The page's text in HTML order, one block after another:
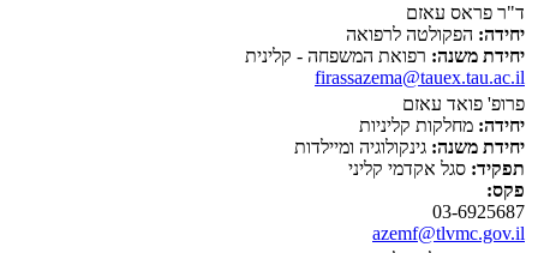
ד"ר פראס עאזם
יחידה: הפקולטה לרפואה
יחידת משנה: רפואת המשפחה - קלינית
firassazema@tauex.tau.ac.il
פרופ' פואד עאזם
יחידה: מחלקות קליניות
יחידת משנה: גינקולוגיה ומיילדות
תפקיד: סגל אקדמי קליני
פקס:
03-6925687
azemf@tlvmc.gov.il